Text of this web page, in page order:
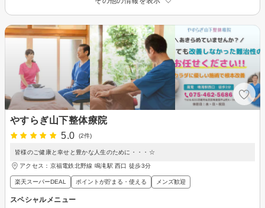
やすらぎ山下整体療院
5.0
(2件)
皆様のご健康と幸せと豊かな人生のために・・・☆
アクセス：京福電鉄北野線 鳴滝駅 西口 徒歩3分
楽天スーパーDEAL ポイントが貯まる・使える メンズ歓迎
スペシャルメニュー